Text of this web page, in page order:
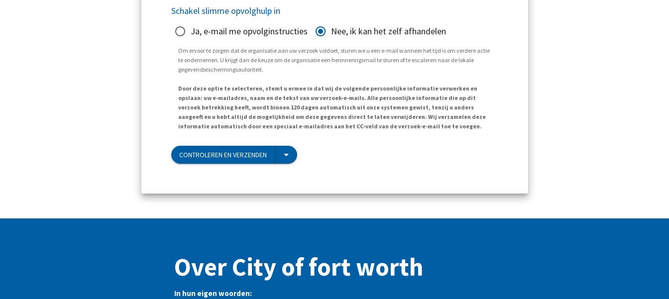
Schakel slimme opvolghulp in
Ja, e-mail me opvolginstructies
Nee, ik kan het zelf afhandelen
Om ervoor te zorgen dat de organisatie aan uw verzoek voldoet, sturen we u een e-mail wanneer het tijd is om verdere actie
te ondernemen. U krijgt dan de keuze om de organisatie een herinneringsmail te sturen of te escaleren naar de lokale
gegevensbeschermingsautoriteit.
Door deze optie te selecteren, stemt u ermee in dat wij de volgende persoonlijke informatie verwerken en
opslaan: uw e-mailadres, naam en de tekst van uw verzoek-e-mails. Alle persoonlijke informatie die op dit
verzoek betrekking heeft, wordt binnen 120 dagen automatisch uit onze systemen gewist, tenzij u anders
aangeeft en u hebt altijd de mogelijkheid om deze gegevens direct te laten verwijderen. Wij verzamelen deze
informatie automatisch door een speciaal e-mailadres aan het CC-veld van de verzoek-e-mail toe te voegen.
CONTROLEREN EN VERZENDEN
Over City of fort worth
In hun eigen woorden: